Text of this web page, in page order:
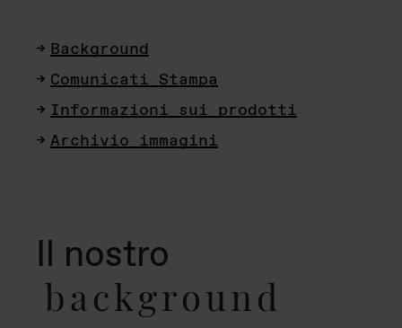
Background
Comunicati Stampa
Informazioni sui prodotti
Archivio immagini
Il nostro
background